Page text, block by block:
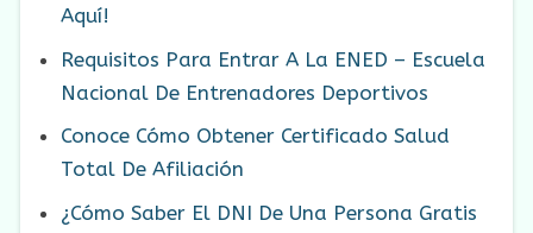
Aquí!
Requisitos Para Entrar A La ENED – Escuela
Nacional De Entrenadores Deportivos
Conoce Cómo Obtener Certificado Salud
Total De Afiliación
¿Cómo Saber El DNI De Una Persona Gratis